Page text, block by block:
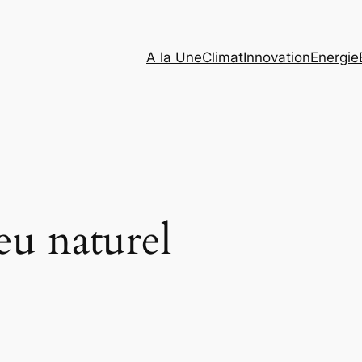
A la UneClimatInnovationEnergie
naturel